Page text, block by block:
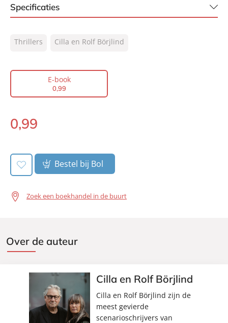
Specificaties
NUR:
332
Auteur(s):
Cilla en Rolf Börjlind
Uitgever:
Thrillers Cilla en Rolf Börjlind
E-book
0,99
E-
0,99
Bestel bij Bol
Zoek een boekhandel in de buurt
Over de auteur
Cilla en Rolf Börjlind
Cilla en Rolf Börjlind zijn de
meest gevierde
scenarioschrijvers van